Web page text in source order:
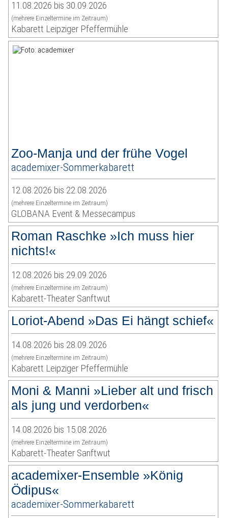
11.08.2026 bis 30.09.2026
(mehrere Einzeltermine im Zeitraum)
Kabarett Leipziger Pfeffermühle
Zoo-Manja und der frühe Vogel
academixer-Sommerkabarett
12.08.2026 bis 22.08.2026
(mehrere Einzeltermine im Zeitraum)
GLOBANA Event & Messecampus
Roman Raschke »Ich muss hier
nichts!«
12.08.2026 bis 29.09.2026
(mehrere Einzeltermine im Zeitraum)
Kabarett-Theater Sanftwut
Loriot-Abend »Das Ei hängt schief«
14.08.2026 bis 28.09.2026
(mehrere Einzeltermine im Zeitraum)
Kabarett Leipziger Pfeffermühle
Moni & Manni »Lieber alt und frisch
als jung und verdorben«
14.08.2026 bis 15.08.2026
(mehrere Einzeltermine im Zeitraum)
Kabarett-Theater Sanftwut
academixer-Ensemble »König
Ödipus«
academixer-Sommerkabarett